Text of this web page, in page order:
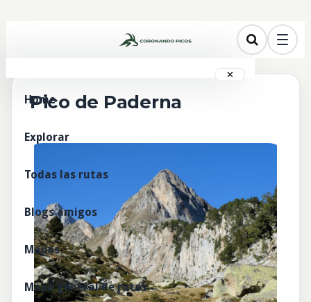
✕
Home
Explorar
Todas las rutas
Blogs amigos
Mapas
Mapa general de rutas
Pico de Paderna